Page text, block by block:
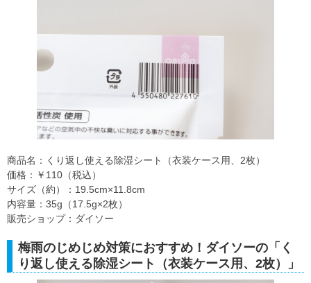
商品名：くり返し使える除湿シート（衣装ケース用、2枚）
価格：￥110（税込）
サイズ（約）：19.5cm×11.8cm
内容量：35g（17.5g×2枚）
販売ショップ：ダイソー
梅雨のじめじめ対策におすすめ！ダイソーの「く
り返し使える除湿シート（衣装ケース用、2枚）」